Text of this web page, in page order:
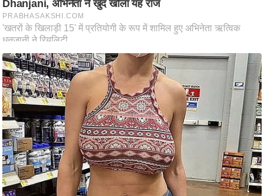
यि
क
मा
तृ
भू
मि
स्तं
भ
ए
म
.
आ